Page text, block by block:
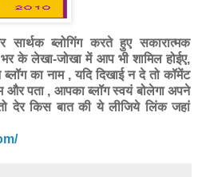
ब्लोगिंग करते हुए सकारात्मक
भर के लेखा-जोखा में आप भी शामिल होईए,
का नाम , यदि दिखाई न दे तो कॉमेंट
और पता , आपका ब्लॉग स्वयं बोलेगा अपने
देर किस बात की ये लीजिये लिंक जहां